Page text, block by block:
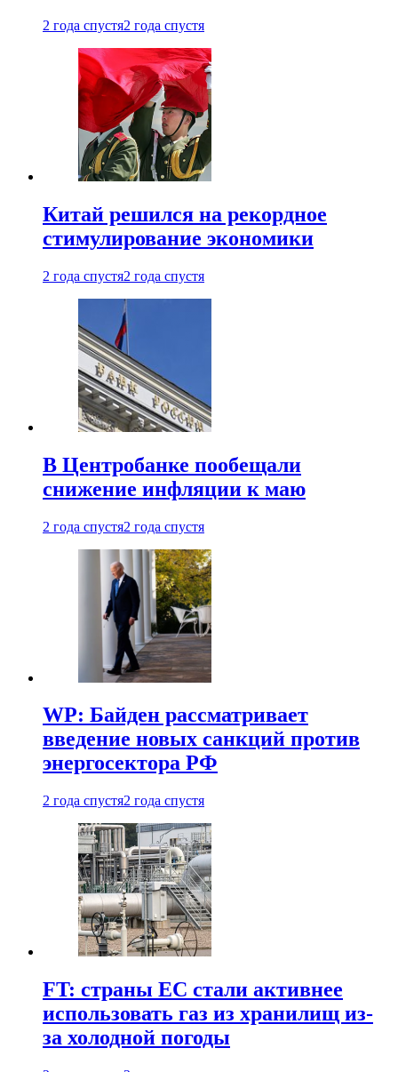
2 года спустя2 года спустя
Китай решился на рекордное
стимулирование экономики
2 года спустя2 года спустя
В Центробанке пообещали
снижение инфляции к маю
2 года спустя2 года спустя
WP: Байден рассматривает
введение новых санкций против
энергосектора РФ
2 года спустя2 года спустя
FT: страны ЕС стали активнее
использовать газ из хранилищ из-
за холодной погоды